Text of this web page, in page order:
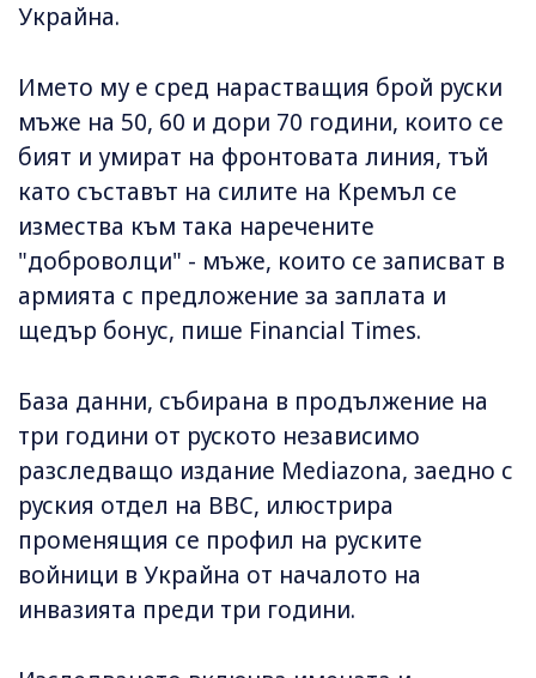
Украйна.
Името му е сред нарастващия брой руски
мъже на 50, 60 и дори 70 години, които се
бият и умират на фронтовата линия, тъй
като съставът на силите на Кремъл се
измества към така наречените
"доброволци" - мъже, които се записват в
армията с предложение за заплата и
щедър бонус, пише Financial Times.
База данни, събирана в продължение на
три години от руското независимо
разследващо издание Mediazona, заедно с
руския отдел на BBC, илюстрира
променящия се профил на руските
войници в Украйна от началото на
инвазията преди три години.